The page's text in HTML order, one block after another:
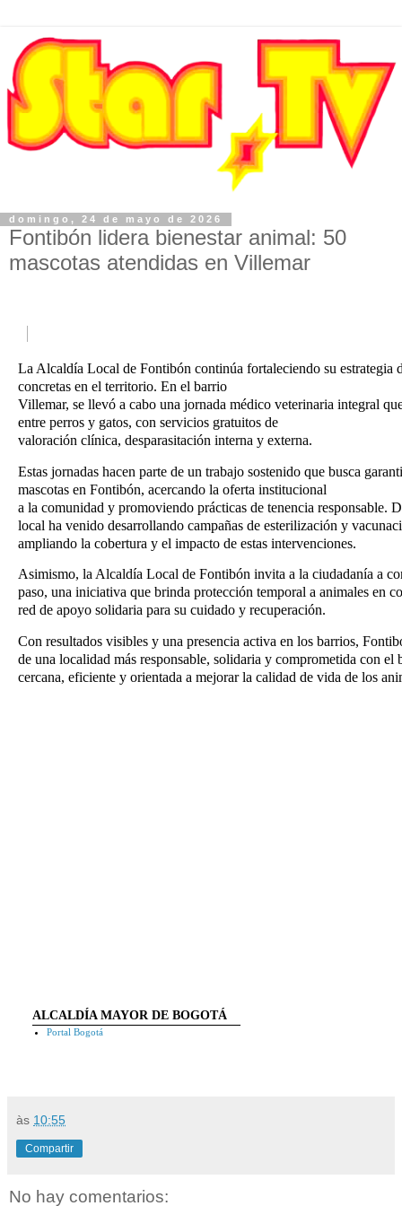
domingo, 24 de mayo de 2026
Fontibón lidera bienestar animal: 50
mascotas atendidas en Villemar
La Alcaldía Local de Fontibón continúa fortaleciendo su estrategia
concretas en el territorio. En el barrio
Villemar, se llevó a cabo una jornada médico veterinaria integral
entre perros y gatos, con servicios gratuitos de
valoración clínica, desparasitación interna y externa.
Estas jornadas hacen parte de un trabajo sostenido que busca
mascotas en Fontibón, acercando la oferta institucional
a la comunidad y promoviendo prácticas de tenencia responsable.
local ha venido desarrollando campañas de esterilización y
ampliando la cobertura y el impacto de estas intervenciones.
Asimismo, la Alcaldía Local de Fontibón invita a la ciudadanía a
paso, una iniciativa que brinda protección temporal a animales en
red de apoyo solidaria para su cuidado y recuperación.
Con resultados visibles y una presencia activa en los barrios,
de una localidad más responsable, solidaria y comprometida con el
cercana, eficiente y orientada a mejorar la calidad de vida de los
ALCALDÍA MAYOR DE BOGOTÁ
Portal Bogotá
às 10:55
Compartir
No hay comentarios: